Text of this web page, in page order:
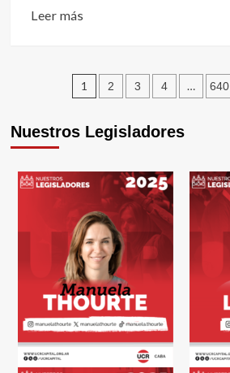
constitutiva
cuerpo.
Leer másLeer
ACTA
DE
Y
LISTAS
2026
Paginación
entradas
1 2 3 4 … 640
Nuestros Legisladores